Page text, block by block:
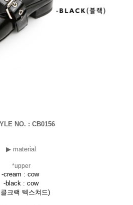
NO. : CB0156
▶ material
*upper
-cream : cow
-black : cow
크랙 텍스쳐드)